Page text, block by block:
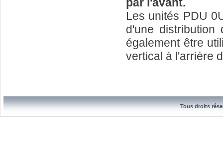
Les unités PDU
d'une
également être
vertical à l'arrière
Tous droits